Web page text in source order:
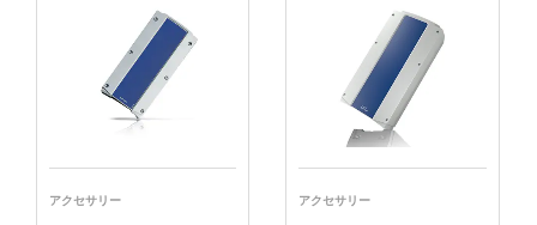
アクセサリー アクセサリー